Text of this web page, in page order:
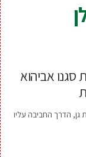
אביהוא
הדרך החביבה עליו